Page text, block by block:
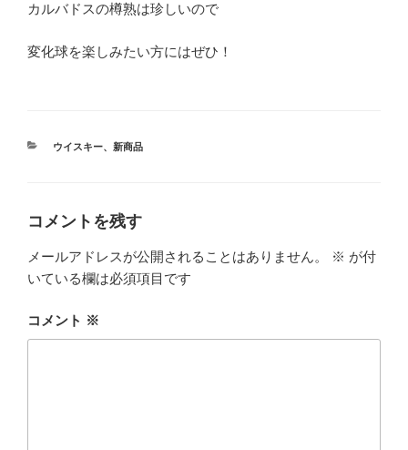
カルバドスの樽熟は珍しいので
変化球を楽しみたい方にはぜひ！
カ
ウイスキー、 新商品
コメントを残す
メールアドレスが公開されることはありません。 ※ が付
いている欄は必須項目です
コメント ※